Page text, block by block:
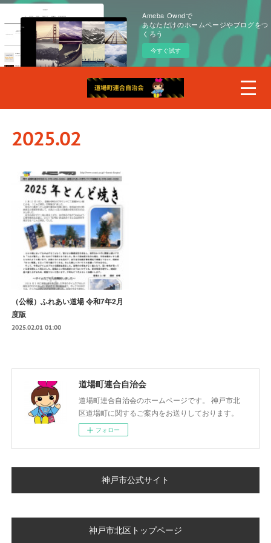
Ameba Owndで
あなただけのホームページやブログをつ
くろう
今すぐ試す
2025.02
（公報）ふれあい道場 令和7年2月
度版
2025.02.01 01:00
道場町連合自治会
道場町連合自治会のホームページです。 神戸市北
区道場町に関するご案内をお送りしております。
フォロー
神戸市公式サイト
神戸市北区トップページ